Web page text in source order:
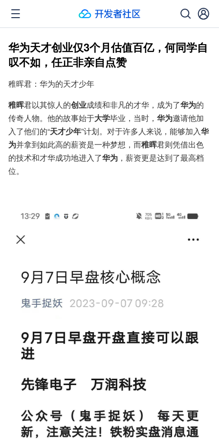
华为天才创业仅3个月估值百亿，何同学自
叹不如，任正非亲自点赞
稚晖君：华为的天才少年
稚晖君以其惊人的创业成绩和非凡的才华，成为了华为的
传奇人物。他的故事始于大学毕业，当时， 华为邀请他加
入了他们的“天才少年”计划。对于许多人来说，能够加入华
为并拿到如此高的薪资是一种梦想，而稚晖君则凭借出色
的技术和才华成功地进入了华为 ，薪资更是达到了最高档
位。